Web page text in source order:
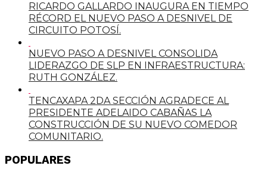
RICARDO GALLARDO INAUGURA EN TIEMPO
RÉCORD EL NUEVO PASO A DESNIVEL DE
CIRCUITO POTOSÍ.
NUEVO PASO A DESNIVEL CONSOLIDA
LIDERAZGO DE SLP EN INFRAESTRUCTURA:
RUTH GONZÁLEZ.
TENCAXAPA 2DA SECCIÓN AGRADECE AL
PRESIDENTE ADELAIDO CABAÑAS LA
CONSTRUCCIÓN DE SU NUEVO COMEDOR
COMUNITARIO.
POPULARES